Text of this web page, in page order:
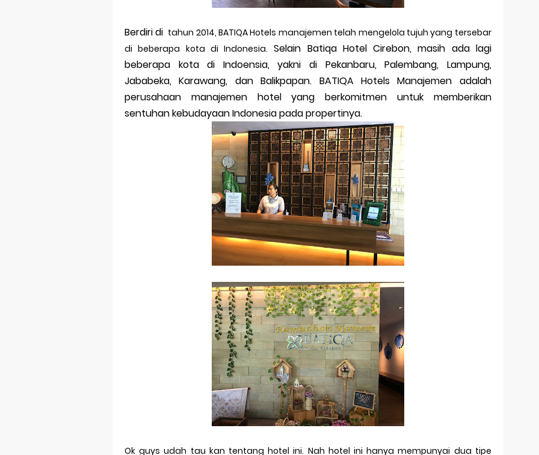
Berdiri di tahun 2014, BATIQA Hotels manajemen telah mengelola tujuh yang tersebar
di beberapa kota di Indonesia. Selain Batiqa Hotel Cirebon, masih ada lagi
beberapa kota di Indoensia, yakni di Pekanbaru, Palembang, Lampung,
Jababeka, Karawang, dan Balikpapan. BATIQA Hotels Manajemen adalah
perusahaan manajemen hotel yang berkomitmen untuk memberikan
sentuhan kebudayaan Indonesia pada propertinya.
Ok guys udah tau kan tentang hotel ini. Nah hotel ini hanya mempunyai dua tipe